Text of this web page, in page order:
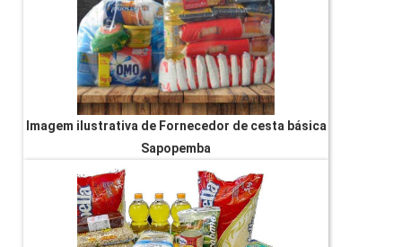
Imagem ilustrativa de Fornecedor de cesta básica
Sapopemba